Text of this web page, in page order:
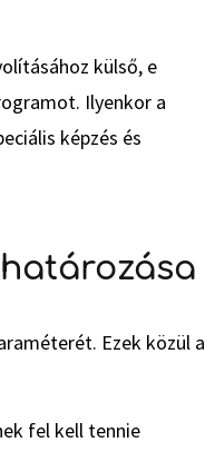
külső, e
Ilyenkor a
képzés és
Ezek közül a
fel kell tennie